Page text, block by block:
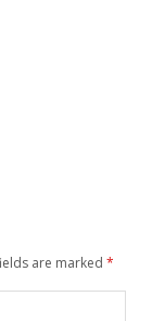
are marked *